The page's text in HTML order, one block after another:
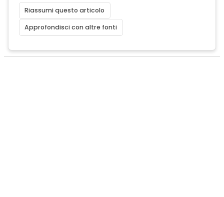
Riassumi questo articolo
Approfondisci con altre fonti